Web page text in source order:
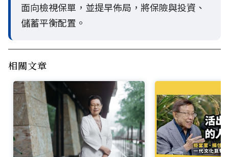
面向檢視保單，並提早佈局，將保險與投資、
儲蓄平衡配置。
相關文章